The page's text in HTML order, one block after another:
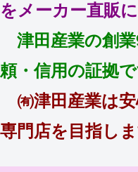
をメーカー直販
津田産業の創業
頼・信用の証拠
㈲津田産業は
専門店を目指し